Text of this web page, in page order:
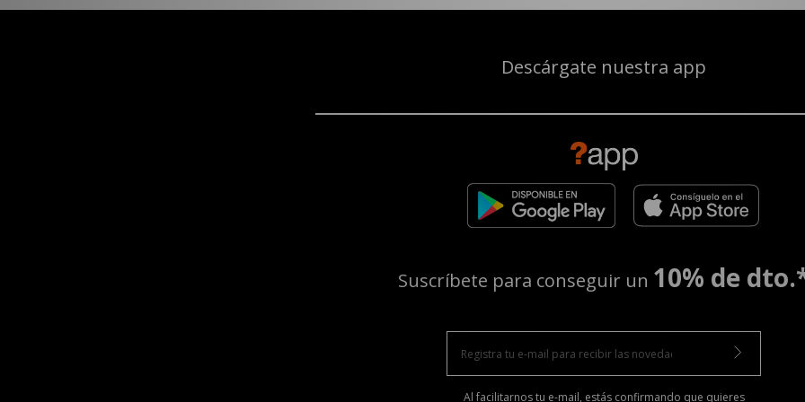
Descárgate nuestra app
Suscríbete para conseguir un 10% de
Al facilitarnos tu e-mail, estás confirmando que quieres